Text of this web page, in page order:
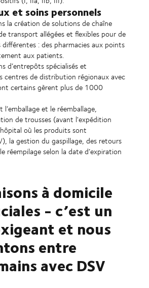
et soins personnels
la création de solutions de chaîne
transport allégées et flexibles pour de
: des pharmacies aux points
aux patients.
d’entrepôts spécialisés et
centres de distribution régionaux avec
certains gèrent plus de 1000
l’emballage et le réemballage,
de trousses (avant l'expédition
où les produits sont
la gestion du gaspillage, des retours
réempilage selon la date d’expiration
à domicile
- c’est un
et nous
entre
avec DSV